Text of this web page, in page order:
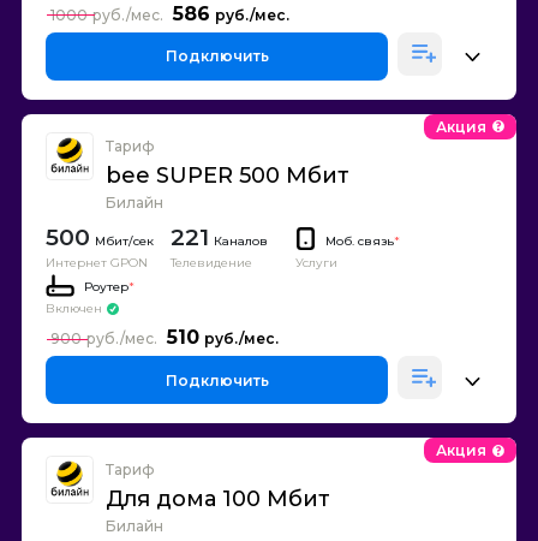
586
1000
Подключить
Тариф
bee SUPER 500 Мбит
Билайн
Акция
500
Интернет GPON
221 Каналов
Телевидение
Моб. связь*
Услуги
Роутер*
Включен
510
900
Подключить
Тариф
Для дома 100 Мбит
Билайн
Акция